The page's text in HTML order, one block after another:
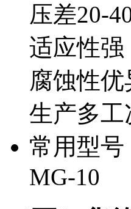
压差20-
适应性
腐蚀性
生产多
常用型号
MG-10